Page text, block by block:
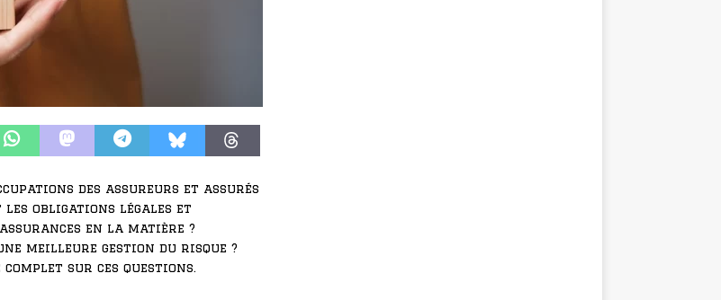
des assureurs et assurés
les obligations légales et
en la matière ?
meilleure gestion du risque ?
sur ces questions.